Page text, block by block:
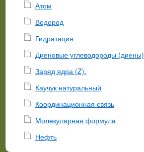
Атом
Водород
Гидратация
Диеновые углеводороды (диены)
Заряд ядра (Z).
Каучук натуральный
Координационная связь
Молекулярная формула
Нефть